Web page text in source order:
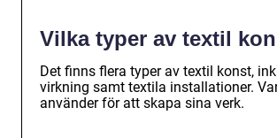
Vilka typer av textil
Det finns flera typer av textil konst,
virkning samt textila installationer.
använder för att skapa sina verk.